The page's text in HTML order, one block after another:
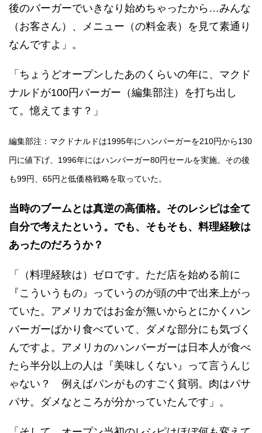
後のバーガーでいきなり始めちゃったから…みんな
（お客さん）、メニュー（の料金表）を見て素通り
なんですよ」。
「ちょうどオープンしたあのくらいの年に、マクド
ナルドが100円バーガー（編集部注）を打ち出し
て。憶えてます？」
編集部注：マクドナルドは1995年にハンバーガーを210円から130
円に値下げ、1996年にはハンバーガー80円セールを実施。その後
も99円、65円と低価格戦略を取っていた。
当時のブームとは真逆の高価格。そのレシピは全て
自分で考えたという。でも、そもそも、料理経験は
あったのだろうか？
「（料理経験は）ゼロです。ただ店を始める前に
『こういうもの』っていうのが頭の中で出来上がっ
ていた。アメリカではお金が無いからとにかくハン
バーガーばかり食べていて、ダメな部分にも気づく
んですよ。アメリカのハンバーガーは日本人が食べ
たら半分以上の人は『美味しくない』って言うんじ
ゃない？ 例えばパンがものすごく貧弱。肉はパサ
パサ。ダメなところが分かっていたんです」。